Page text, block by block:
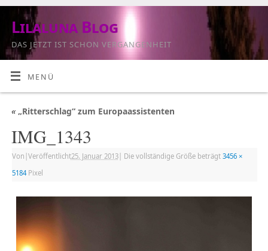
Lilaluna Blog
DAS JETZT IST SCHON VERGANGENHEIT
MENÜ
«„Ritterschlag“ zum Europaassistenten
IMG_1343
Von Veröffentlicht25. Januar 2013| Die vollständige Größe beträgt 3456 ×
5184Pixel